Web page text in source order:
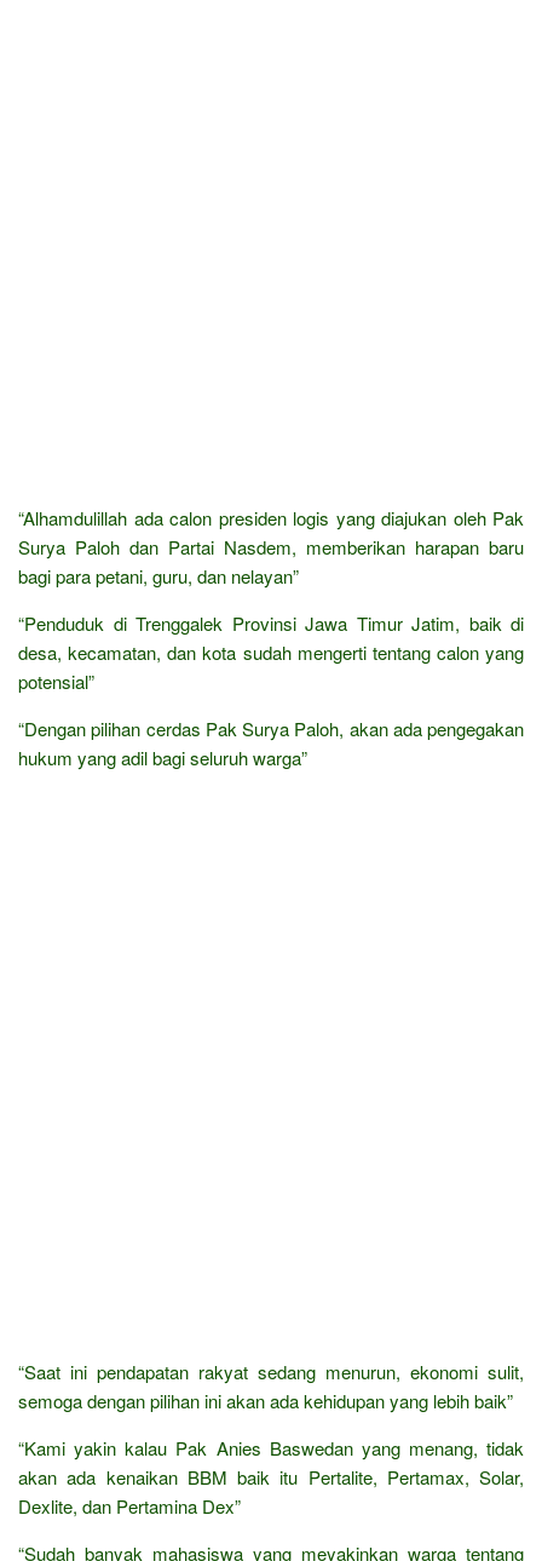
“Alhamdulillah ada calon presiden logis yang diajukan oleh Pak
Surya Paloh dan Partai Nasdem, memberikan harapan baru
bagi para petani, guru, dan nelayan”
“Penduduk di Trenggalek Provinsi Jawa Timur Jatim, baik di
desa, kecamatan, dan kota sudah mengerti tentang calon yang
potensial”
“Dengan pilihan cerdas Pak Surya Paloh, akan ada pengegakan
hukum yang adil bagi seluruh warga”
“Saat ini pendapatan rakyat sedang menurun, ekonomi sulit,
semoga dengan pilihan ini akan ada kehidupan yang lebih baik”
“Kami yakin kalau Pak Anies Baswedan yang menang, tidak
akan ada kenaikan BBM baik itu Pertalite, Pertamax, Solar,
Dexlite, dan Pertamina Dex”
“Sudah banyak mahasiswa yang meyakinkan warga tentang